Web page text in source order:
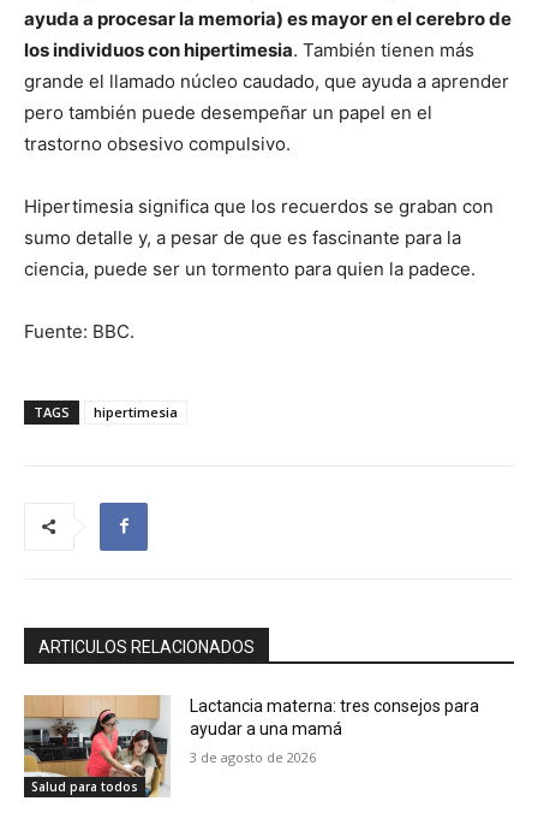
ayuda a procesar la memoria) es mayor en el cerebro de
los individuos con hipertimesia. También tienen más
grande el llamado núcleo caudado, que ayuda a aprender
pero también puede desempeñar un papel en el
trastorno obsesivo compulsivo.
Hipertimesia significa que los recuerdos se graban con
sumo detalle y, a pesar de que es fascinante para la
ciencia, puede ser un tormento para quien la padece.
Fuente: BBC.
TAGS hipertimesia
ARTICULOS RELACIONADOS
Salud para todos
Lactancia materna: tres consejos para
ayudar a una mamá
3 de agosto de 2026